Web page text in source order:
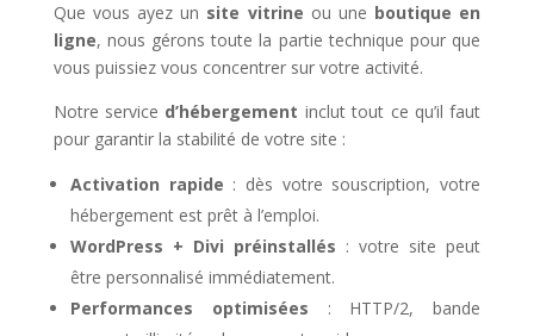
Que vous ayez un site vitrine ou une boutique en
ligne, nous gérons toute la partie technique pour que
vous puissiez vous concentrer sur votre activité.
Notre service d’hébergement inclut tout ce qu’il faut
pour garantir la stabilité de votre site :
Activation rapide : dès votre souscription, votre
hébergement est prêt à l’emploi.
WordPress + Divi préinstallés : votre site peut
être personnalisé immédiatement.
Performances optimisées : HTTP/2, bande